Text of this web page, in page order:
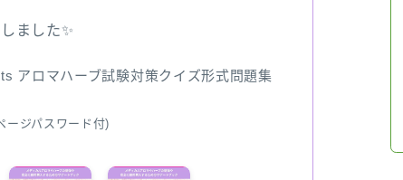
ました✨
アロマハーブ試験対策クイズ形式問題集
ージパスワード付)